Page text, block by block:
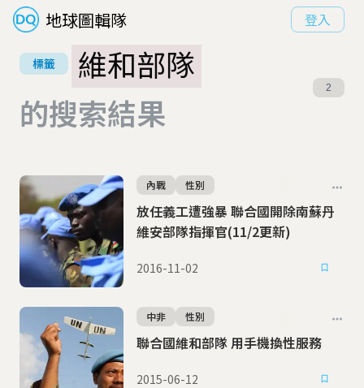
地球圖輯隊 登入
標籤
維和部隊
的搜索結果
2
放任義工遭強暴 聯合國開除南蘇丹
維安部隊指揮官(11/2更新)
內戰 性別
2016-11-02
聯合國維和部隊 用手機換性服務
中非 性別
2015-06-12